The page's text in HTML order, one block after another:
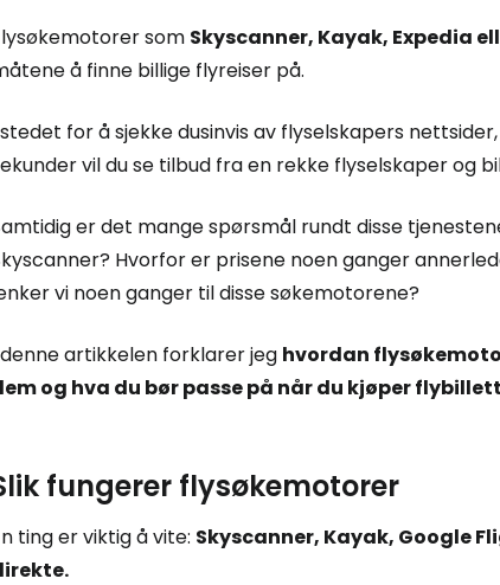
som Skyscanner, Kayak, Expedia
å finne billige flyreiser på.
for å sjekke dusinvis av flyselskapers
vil du se tilbud fra en rekke flyselskaper og
er det mange spørsmål rundt disse
Hvorfor er prisene noen ganger
vi noen ganger til disse søkemotorene?
artikkelen forklarer jeg hvordan
og hva du bør passe på når du kjøper
fungerer flysøkemotorer
ting er viktig å vite: Skyscanner, Kayak, Google